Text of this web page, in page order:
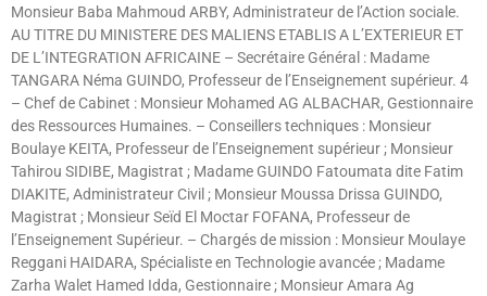
Monsieur Baba Mahmoud ARBY, Administrateur de l’Action sociale.
AU TITRE DU MINISTERE DES MALIENS ETABLIS A L’EXTERIEUR ET
DE L’INTEGRATION AFRICAINE – Secrétaire Général : Madame
TANGARA Néma GUINDO, Professeur de l’Enseignement supérieur. 4
– Chef de Cabinet : Monsieur Mohamed AG ALBACHAR, Gestionnaire
des Ressources Humaines. – Conseillers techniques : Monsieur
Boulaye KEITA, Professeur de l’Enseignement supérieur ; Monsieur
Tahirou SIDIBE, Magistrat ; Madame GUINDO Fatoumata dite Fatim
DIAKITE, Administrateur Civil ; Monsieur Moussa Drissa GUINDO,
Magistrat ; Monsieur Seïd El Moctar FOFANA, Professeur de
l’Enseignement Supérieur. – Chargés de mission : Monsieur Moulaye
Reggani HAIDARA, Spécialiste en Technologie avancée ; Madame
Zarha Walet Hamed Idda, Gestionnaire ; Monsieur Amara Ag